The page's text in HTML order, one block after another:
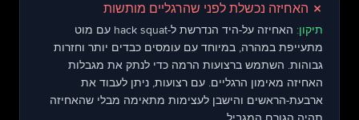
✗ האחיזה נכשלת לפני שהרגליים מותשות
תיקון:
האחיזה על-היד הנדרשת ל-hack squat עם מוט
מתעייפת במהרה, במיוחד עם עומסים כבדים יותר וחזרות
גבוהות. השתמש ברצועות הרמה כדי לנתק את מגבלות
האחיזה מאימון הרגליים. עם רצועות, ניתן לעבוד את
ארבעת-הראשים והישבן לעצימות מתאימה מבלי שהאחיזה